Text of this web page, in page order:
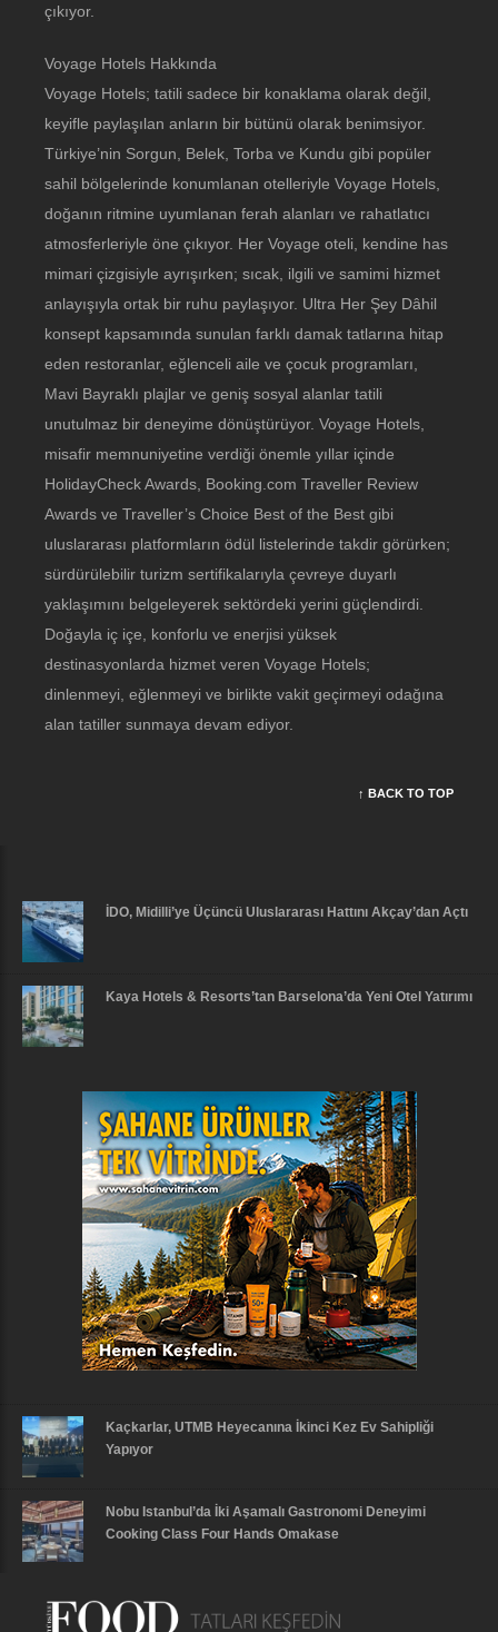
çıkıyor.
Voyage Hotels Hakkında
Voyage Hotels; tatili sadece bir konaklama olarak değil,
keyifle paylaşılan anların bir bütünü olarak benimsiyor.
Türkiye’nin Sorgun, Belek, Torba ve Kundu gibi popüler
sahil bölgelerinde konumlanan otelleriyle Voyage Hotels,
doğanın ritmine uyumlanan ferah alanları ve rahatlatıcı
atmosferleriyle öne çıkıyor. Her Voyage oteli, kendine has
mimari çizgisiyle ayrışırken; sıcak, ilgili ve samimi hizmet
anlayışıyla ortak bir ruhu paylaşıyor. Ultra Her Şey Dâhil
konsept kapsamında sunulan farklı damak tatlarına hitap
eden restoranlar, eğlenceli aile ve çocuk programları,
Mavi Bayraklı plajlar ve geniş sosyal alanlar tatili
unutulmaz bir deneyime dönüştürüyor. Voyage Hotels,
misafir memnuniyetine verdiği önemle yıllar içinde
HolidayCheck Awards, Booking.com Traveller Review
Awards ve Traveller’s Choice Best of the Best gibi
uluslararası platformların ödül listelerinde takdir görürken;
sürdürülebilir turizm sertifikalarıyla çevreye duyarlı
yaklaşımını belgeleyerek sektördeki yerini güçlendirdi.
Doğayla iç içe, konforlu ve enerjisi yüksek
destinasyonlarda hizmet veren Voyage Hotels;
dinlenmeyi, eğlenmeyi ve birlikte vakit geçirmeyi odağına
alan tatiller sunmaya devam ediyor.
↑ BACK TO TOP
İDO, Midilli’ye Üçüncü Uluslararası Hattını Akçay’dan Açtı
Kaya Hotels & Resorts’tan Barselona’da Yeni Otel Yatırımı
Kaçkarlar, UTMB Heyecanına İkinci Kez Ev Sahipliği
Yapıyor
Nobu Istanbul’da İki Aşamalı Gastronomi Deneyimi
Cooking Class Four Hands Omakase